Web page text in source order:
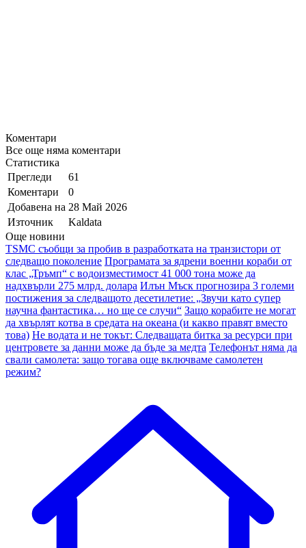
Коментари
Все още няма коментари
Статистика
Прегледи
61
Коментари
0
Добавена на 28 Май 2026
Източник
Kaldata
Още новини
TSMC съобщи за пробив в разработката на транзистори от
следващо поколение Програмата за ядрени военни кораби от
клас „Тръмп“ с водоизместимост 41 000 тона може да
надхвърли 275 млрд. долара Илън Мъск прогнозира 3 големи
постижения за следващото десетилетие: „Звучи като супер
научна фантастика… но ще се случи“ Защо корабите не могат
да хвърлят котва в средата на океана (и какво правят вместо
това) Не водата и не токът: Следващата битка за ресурси при
центровете за данни може да бъде за медта Телефонът няма да
свали самолета: защо тогава още включваме самолетен
режим?